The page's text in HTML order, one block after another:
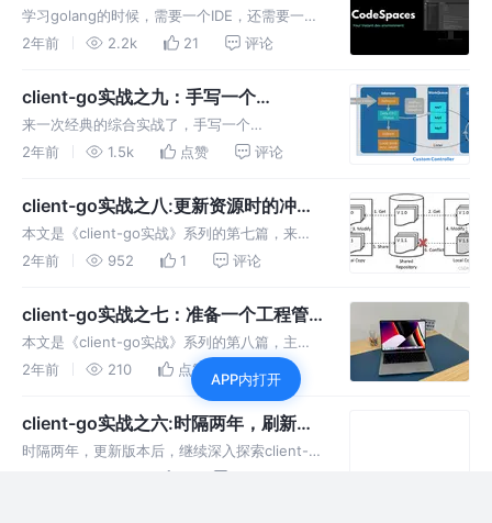
上网就能开发和运行
学习golang的时候，需要一个IDE，还需要一个
能运行程序的环境，以及一个MySQL数据库 对
可，但是小白和懒人也是存在的..
2年前 2.2k 21 评论
client-go实战之九：手写一个
kubernetes的controller
来一次经典的综合实战了，手写一个
kubernetes的controller，功能是：监听某种
广播发出，controller使用client-go来响应
2年前 1.5k 点赞 评论
client-go实战之八:更新资源时的冲突
错误处理
本文是《client-go实战》系列的第七篇，来了
解一个常见的错误：版本冲突，以及client-go
2年前 952 1 评论
client-go实战之七：准备一个工程管
理后续实战的代码
本文是《client-go实战》系列的第八篇，主要
内容是新建一个golang工程，用于管理代码，
后面整个系列的代码都会保存在这个工程中
2年前 210 点赞 评论
client-go实战之六:时隔两年，刷新版
本继续实战
时隔两年，更新版本后，继续深入探索client-
go，原来还有那么多重要的知识点未曾提及，
APP内打开